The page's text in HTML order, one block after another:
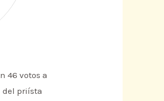
46 votos a
del priísta